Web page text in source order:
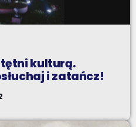
tętni kulturą.
i zatańcz!